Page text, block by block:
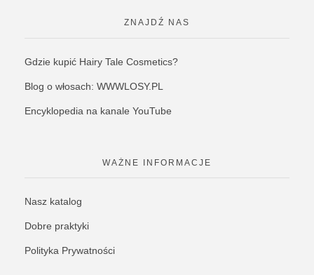
ZNAJDŹ NAS
Gdzie kupić Hairy Tale Cosmetics?
Blog o włosach: WWWLOSY.PL
Encyklopedia na kanale YouTube
WAŻNE INFORMACJE
Nasz katalog
Dobre praktyki
Polityka Prywatności